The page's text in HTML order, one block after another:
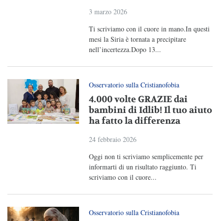
3 marzo 2026
Ti scriviamo con il cuore in mano.In questi
mesi la Siria è tornata a precipitare
nell’incertezza.Dopo 13...
Osservatorio sulla Cristianofobia
4.000 volte GRAZIE dai
bambini di Idlib! Il tuo aiuto
ha fatto la differenza
24 febbraio 2026
Oggi non ti scriviamo semplicemente per
informarti di un risultato raggiunto. Ti
scriviamo con il cuore...
Osservatorio sulla Cristianofobia